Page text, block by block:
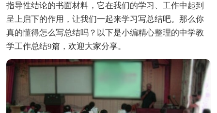
指导性结论的书面材料，它在我们的学习、工作中起到
呈上启下的作用，让我们一起来学习写总结吧。那么你
真的懂得怎么写总结吗？以下是小编精心整理的中学教
学工作总结9篇，欢迎大家分享。